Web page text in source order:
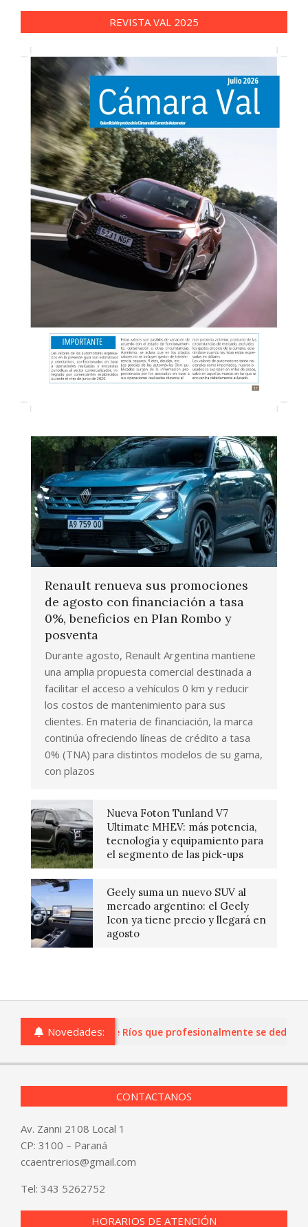
REVISTA VAL 2025
Renault renueva sus promociones
de agosto con financiación a tasa
0%, beneficios en Plan Rombo y
posventa
Durante agosto, Renault Argentina mantiene
una amplia propuesta comercial destinada a
facilitar el acceso a vehículos 0 km y reducir
los costos de mantenimiento para sus
clientes. En materia de financiación, la marca
continúa ofreciendo líneas de crédito a tasa
0% (TNA) para distintos modelos de su gama,
con plazos
Nueva Foton Tunland V7
Ultimate MHEV: más potencia,
tecnología y equipamiento para
el segmento de las pick-ups
Geely suma un nuevo SUV al
mercado argentino: el Geely
Icon ya tiene precio y llegará en
agosto
Novedades:
o comercios de Entre Ríos que profesionalmente se
CONTACTANOS
Av. Zanni 2108 Local 1
CP: 3100 – Paraná
ccaentrerios@gmail.com
Tel: 343 5262752
HORARIOS DE ATENCIÓN